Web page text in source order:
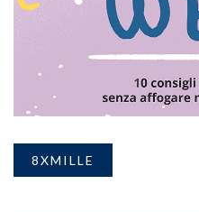
8XMILLE